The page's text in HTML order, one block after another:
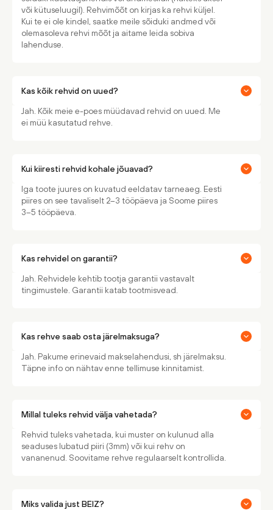
või kütuseluugil). Rehvimõõt on kirjas ka rehvi küljel.
Kui te ei ole kindel, saatke meile sõiduki andmed või
olemasoleva rehvi mõõt ja aitame leida sobiva
lahenduse.
Kas kõik rehvid on uued?
Jah. Kõik meie e-poes müüdavad rehvid on uued. Me
ei müü kasutatud rehve.
Kui kiiresti rehvid kohale jõuavad?
Iga toote juures on kuvatud eeldatav tarneaeg. Eesti
piires on see tavaliselt 2–3 tööpäeva ja Soome piires
3–5 tööpäeva.
Kas rehvidel on garantii?
Jah. Rehvidele kehtib tootja garantii vastavalt
tingimustele. Garantii katab tootmisvead.
Kas rehve saab osta järelmaksuga?
Jah. Pakume erinevaid makselahendusi, sh järelmaksu.
Täpne info on nähtav enne tellimuse kinnitamist.
Millal tuleks rehvid välja vahetada?
Rehvid tuleks vahetada, kui muster on kulunud alla
seaduses lubatud piiri (3mm) või kui rehv on
vananenud. Soovitame rehve regulaarselt kontrollida.
Miks valida just BEIZ?